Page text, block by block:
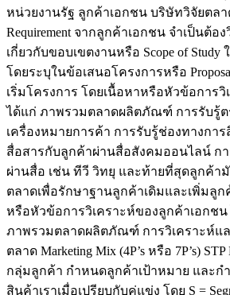
หน่วยงานรัฐ ลูกค้าเอกชน บริษัทวิจัยตลา
Requirement จากลูกค้าเอกชน จำเป็นต้อ
เกี่ยวกับขอบเขตงานหรือ Scope of Study
โดยระบุในข้อเสนอโครงการหรือ
เริ่มโครงการ โดยเนื้อหาหรือหัวข้อการ
ได้แก่ ภาพรวมตลาดผลิตภัณฑ์ การรับรู้
เครื่องหมายการค้า การรับรู้ช่องทางกา
สื่อสารกับลูกค้าผ่านสื่อสังคมออนไลน์ ก
ผ่านสื่อ เช่น ทีวี วิทยุ และท้ายที่สุดลูกค้า
ตลาดเพื่อรักษาฐานลูกค้าเดิมและเพิ่มลูก
หรือหัวข้อการวิเคราะห์ของลูกค้าเอกชน
ภาพรวมตลาดผลิตภัณฑ์ การวิเคราะห์แ
ตลาด Marketing Mix (4P’s หรือ 7P’s)
กลุ่มลูกค้า กำหนดลูกค้าเป้าหมาย และก
สินค้าเราเมื่อเปรียบกับคู่แข่ง โดย S =